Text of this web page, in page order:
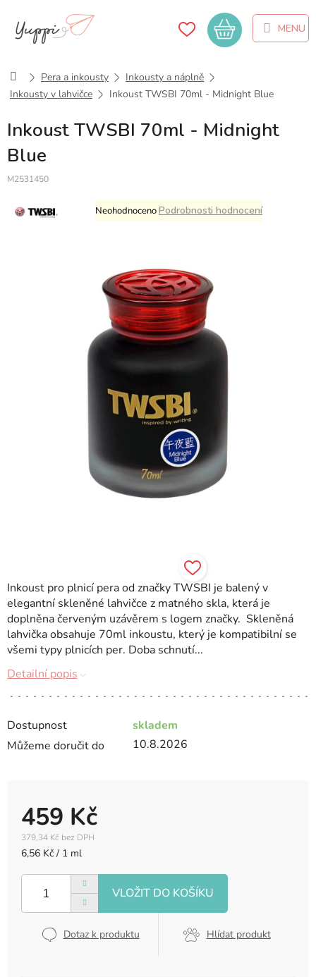
obsah
Nákupní
košík
DomůPera a inkousty
Inkousty a náplně
Inkousty v lahvičce
Inkoust TWSBI 70ml - Midnight Blue
Inkoust TWSBI 70ml - Midnight
Blue
M2531450
Průměrné
hodnocení
hvězdiček.
NeohodnocenoPodrobnosti hodnocení
Dostupnost
skladem
Můžeme doručit do
10.8.2026
459 Kč
379,34 Kč bez DPH
Měrná
6,56 Kč / 1 ml
Dotaz k produktu Hlídat produkt
Inkoust pro plnicí pera od značky TWSBI je balený v
elegantní skleněné lahvičce z matného skla, která je
doplněna červeným uzávěrem s logem značky. Skleněná
lahvička obsahuje 70ml inkoustu, který je kompatibilní se
všemi typy plnicích per. Doba schnutí...
Detailní popis